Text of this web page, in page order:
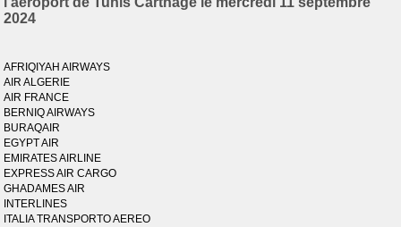
2024
AFRIQIYAH AIRWAYS
AIR ALGERIE
AIR FRANCE
BERNIQ AIRWAYS
BURAQAIR
EGYPT AIR
EMIRATES AIRLINE
EXPRESS AIR CARGO
GHADAMES AIR
INTERLINES
ITALIA TRANSPORTO AEREO